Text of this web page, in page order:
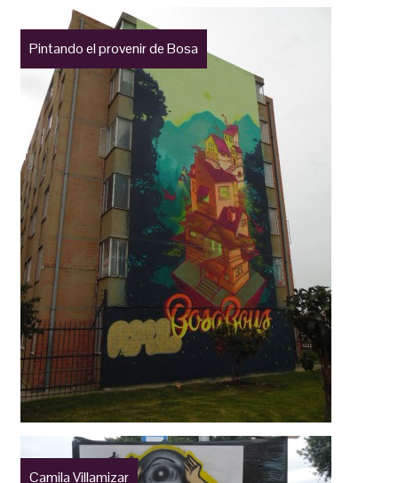
Pintando el provenir de Bosa
Camila Villamizar